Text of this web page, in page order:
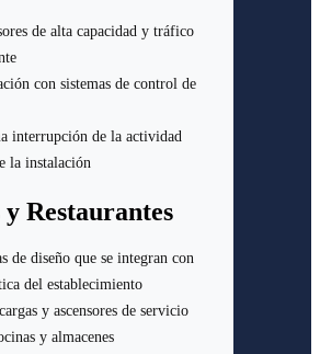
de alta capacidad y tráfico
con sistemas de control de
interrupción de la actividad
la instalación
Restaurantes
de diseño que se integran con
del establecimiento
y ascensores de servicio
y almacenes